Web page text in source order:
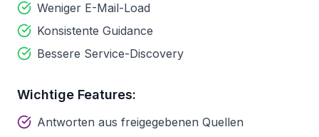
Weniger E-Mail-Load
Konsistente Guidance
Bessere Service-Discovery
Wichtige Features:
Antworten aus freigegebenen Quellen